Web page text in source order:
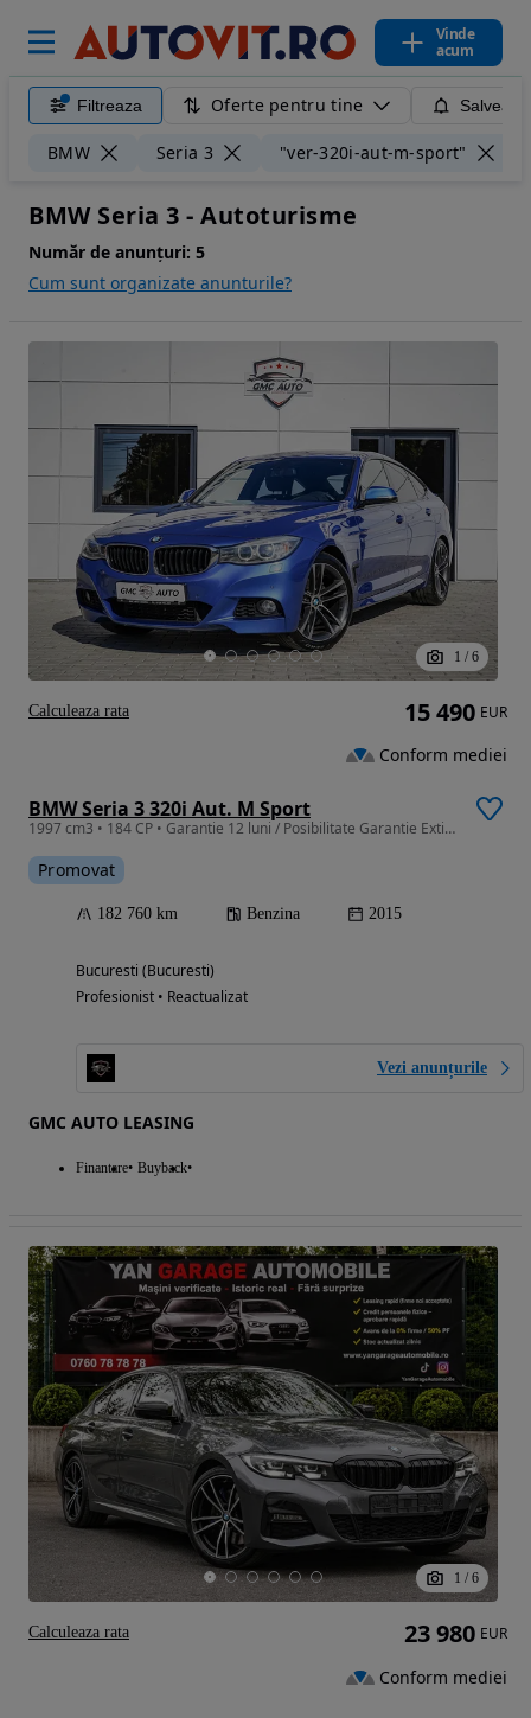
Vinde
acum
Filtreaza Oferte pentru tine
BMW Seria 3 "ver-320i-aut-m-sport"
BMW Seria 3 - Autoturisme
Număr de anunțuri: 5
Cum sunt organizate anunturile?
1 / 6
BMW Seria 3 320i Aut. M Sport
1997 cm3 • 184 CP • Garantie 12 luni / Posibilitate Garantie Extinsa / Rate / Credit Auto
Promovat
182 760 km Benzina 2015
Bucuresti (Bucuresti)
Profesionist • Reactualizat
Vezi anunțurile
GMC AUTO LEASING
Finantare Buyback
15 490 EUR
Conform mediei
Calculeaza rata
1 / 6
23 980 EUR
Conform mediei
Calculeaza rata